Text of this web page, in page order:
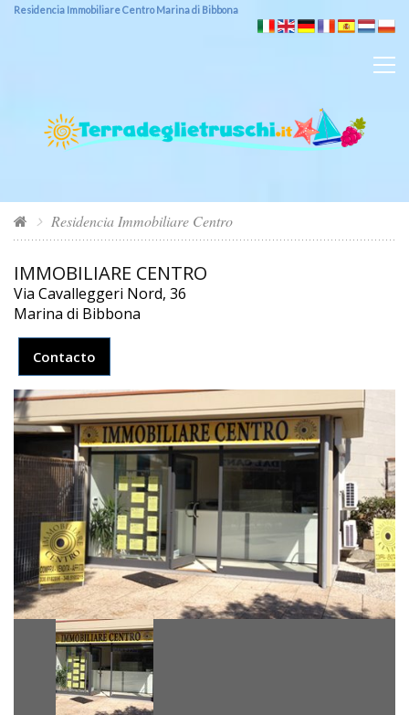
Residencia Immobiliare Centro Marina di Bibbona
Residencia Immobiliare Centro
IMMOBILIARE CENTRO
Via Cavalleggeri Nord, 36
Marina di Bibbona
Contacto